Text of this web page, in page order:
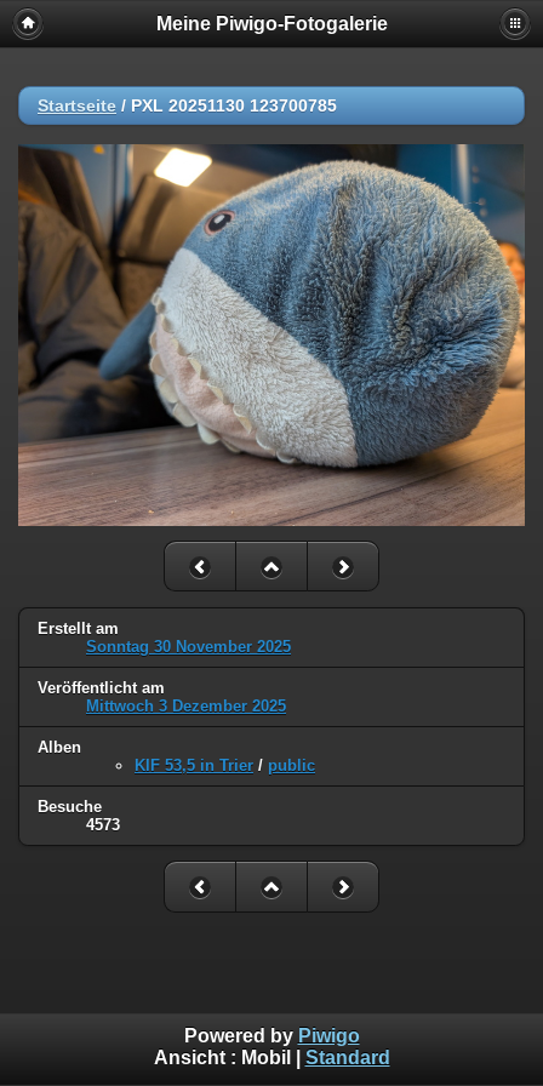
Meine Piwigo-Fotogalerie
Startseite / PXL 20251130 123700785
Erstellt am
Sonntag 30 November 2025
Veröffentlicht am
Mittwoch 3 Dezember 2025
Alben
KIF 53,5 in Trier / public
Besuche
4573
Powered by Piwigo
Ansicht : Mobil Standard